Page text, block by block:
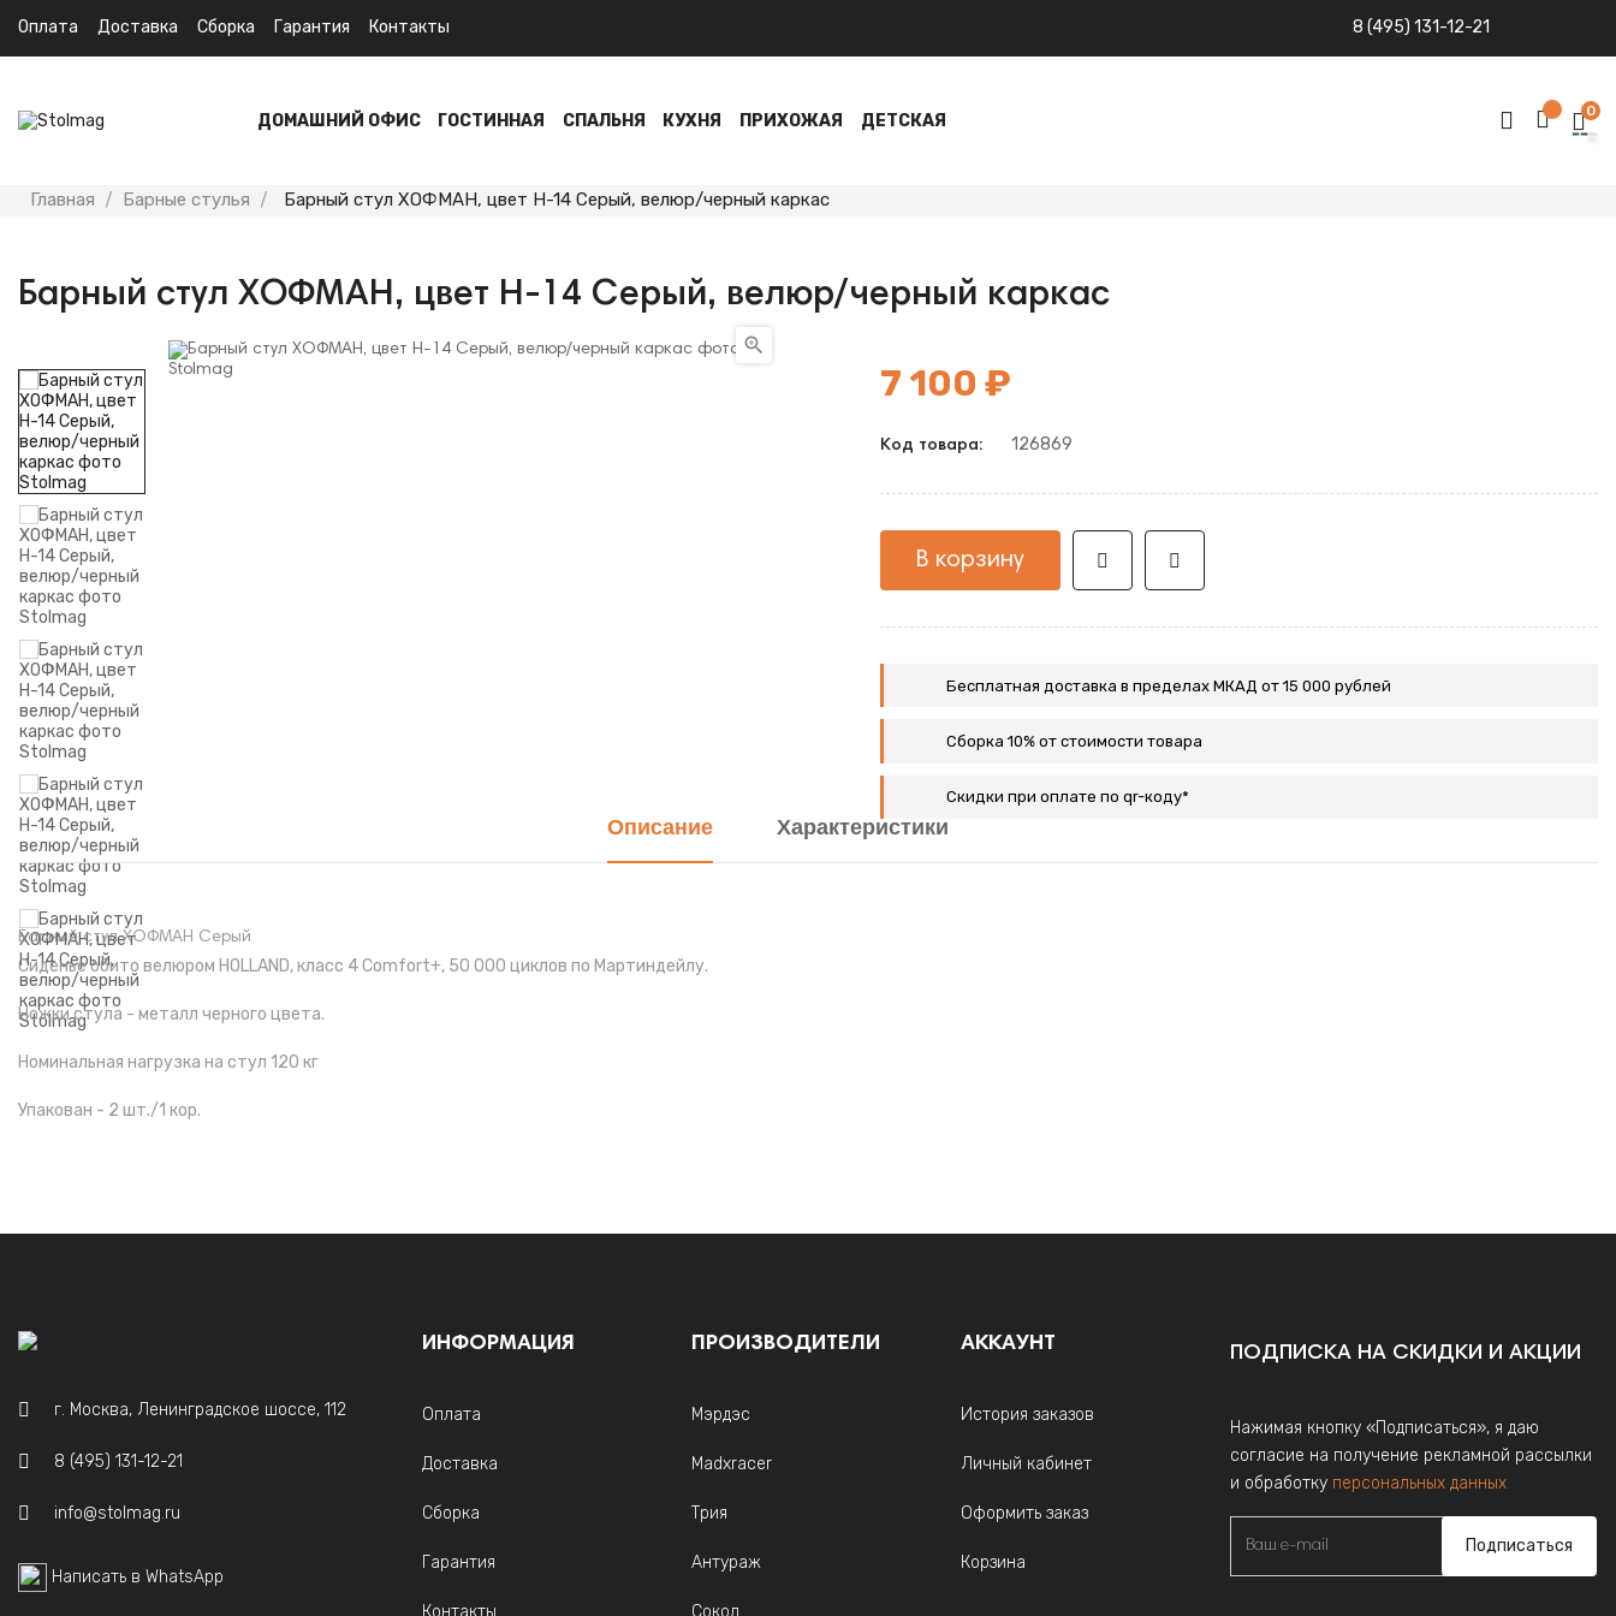
Оплата Доставка Сборка Гарантия Контакты 8 (495) 131-12-21
ДОМАШНИЙ ОФИС ГОСТИННАЯ СПАЛЬНЯ КУХНЯ ПРИХОЖАЯ ДЕТСКАЯ
0
Главная Барные стулья Барный стул ХОФМАН, цвет H-14 Серый, велюр/черный каркас
Барный стул ХОФМАН, цвет H-14 Серый, велюр/черный каркас

7 100 ₽
Код товара: 126869
В корзину
Бесплатная доставка в пределах МКАД от 15 000 рублей
Сборка 10% от стоимости товара
Скидки при оплате по qr-коду*
Описание Характеристики
Барный стул ХОФМАН Серый
Сиденье обито велюром HOLLAND, класс 4 Comfort+, 50 000 циклов по Мартиндейлу.
Ножки стула - металл черного цвета.
Номинальная нагрузка на стул 120 кг
Упакован - 2 шт./1 кор.
г. Москва, Ленинградское шоссе, 112
8 (495) 131-12-21
info@stolmag.ru
Написать в WhatsApp
ИНФОРМАЦИЯ
Оплата
Доставка
Сборка
Гарантия
Контакты
ПРОИЗВОДИТЕЛИ
Мэрдэс
Madxracer
Трия
Антураж
Сокол
АККАУНТ
История заказов
Личный кабинет
Оформить заказ
Корзина
ПОДПИСКА НА СКИДКИ И АКЦИИ
Нажимая кнопку «Подписаться», я даю
согласие на получение рекламной рассылки
и обработку персональных данных
Подписаться